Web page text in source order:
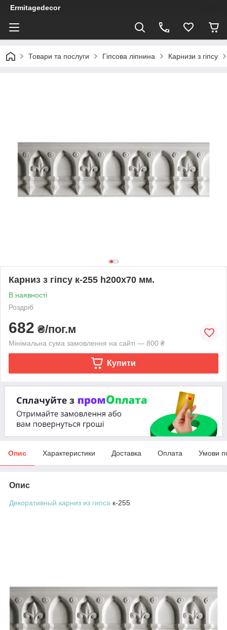
Ermitagedecor
Товари та послуги Гіпсова ліпнина Карнизи з гіпсу
Карниз з гіпсу к-255 һ200х70 мм.
В наявності
Роздріб
682 ₴/пог.м
Мінімальна сума замовлення на сайті — 800 ₴
Купити
Опис Характеристики Доставка Оплата Умови
Опис
Декоративный карниз из гипса к-255